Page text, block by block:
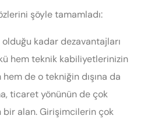
şöyle tamamladı:
kadar dezavantajları
hem teknik kabiliyetlerinizin
de o tekniğin dışına da
ticaret yönünün de çok
bir alan. Girişimcilerin çok